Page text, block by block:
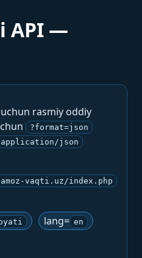
API —
uchun rasmiy oddiy
?format=json
json
vaqti.uz/index.php
lang= en